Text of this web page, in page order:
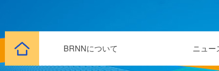
BRNNについて ニュー